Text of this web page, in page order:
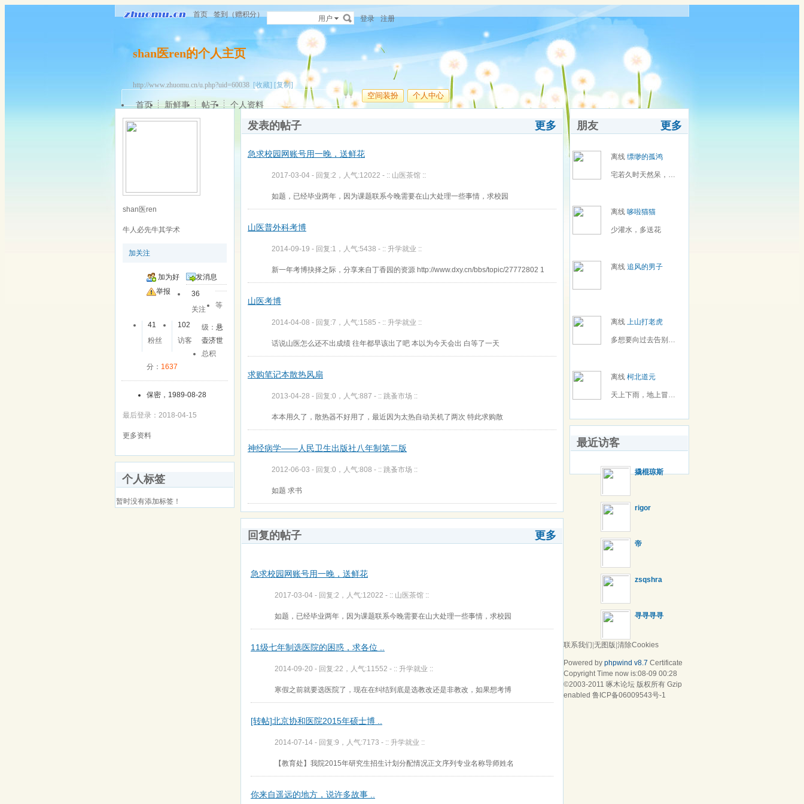
首页 签到（赠积分） 用户 登录 注册
shan医ren的个人主页
http://www.zhuomu.cn/u.php?uid=60038 [收藏] [复制]
空间装扮 个人中心
首页 新鲜事 帖子 个人资料
shan医ren
牛人必先牛其学术
加关注
加为好
友
发消息
举报
36
关注
41
粉丝
102
访客
等
级：悬
壶济世
总积
分： 1637
保密，1989-08-28
最后登录：2018-04-15
更多资料
个人标签
暂时没有添加标签！
更多
发表的帖子
急求校园网账号用一晚，送鲜花
2017-03-04 - 回复:2，人气:12022 - :: 山医茶馆 ::
如题，已经毕业两年，因为课题联系今晚需要在山大处理一些事情，求校园
山医普外科考博
2014-09-19 - 回复:1，人气:5438 - :: 升学就业 ::
新一年考博抉择之际，分享来自丁香园的资源 http://www.dxy.cn/bbs/topic/27772802 1
山医考博
2014-04-08 - 回复:7，人气:1585 - :: 升学就业 ::
话说山医怎么还不出成绩 往年都早该出了吧 本以为今天会出 白等了一天
求购笔记本散热风扇
2013-04-28 - 回复:0，人气:887 - :: 跳蚤市场 ::
本本用久了，散热器不好用了，最近因为太热自动关机了两次 特此求购散
神经病学——人民卫生出版社八年制第二版
2012-06-03 - 回复:0，人气:808 - :: 跳蚤市场 ::
如题 求书
更多
回复的帖子
急求校园网账号用一晚，送鲜花
2017-03-04 - 回复:2，人气:12022 - :: 山医茶馆 ::
如题，已经毕业两年，因为课题联系今晚需要在山大处理一些事情，求校园
11级七年制选医院的困惑，求各位 ..
2014-09-20 - 回复:22，人气:11552 - :: 升学就业 ::
寒假之前就要选医院了，现在在纠结到底是选教改还是非教改，如果想考博
[转帖]北京协和医院2015年硕士博 ..
2014-07-14 - 回复:9，人气:7173 - :: 升学就业 ::
【教育处】我院2015年研究生招生计划分配情况正文序列专业名称导师姓名
你来自遥远的地方，说许多故事 ..
更多
朋友
离线 缥缈的孤鸿
宅若久时天然呆，呆到深处自然萌。
离线 哆啦猫猫
少灌水，多送花
离线 追风的男子
离线 上山打老虎
多想要向过去告别，当季节不停更迭
离线 柯北道元
天上下雨，地上冒泡，猫咪出来，带个草帽。
最近访客
撬棍琼斯
rigor
帝
zsqshra
寻寻寻寻
联系我们|无图版|清除Cookies
Powered by phpwind v8.7 Certificate
Copyright Time now is:08-09 00:28
©2003-2011 啄木论坛 版权所有 Gzip
enabled 鲁ICP备06009543号-1